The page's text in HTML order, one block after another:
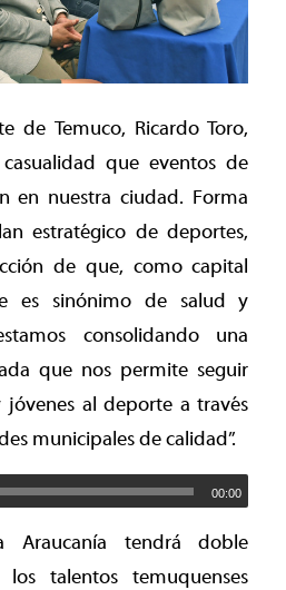
de Temuco, Ricardo Toro,
que eventos de
en nuestra ciudad. Forma
estratégico de deportes,
de que, como capital
es sinónimo de salud y
consolidando una
que nos permite seguir
jóvenes al deporte a través
municipales de calidad”.
00:00
tendrá doble
los talentos temuquenses